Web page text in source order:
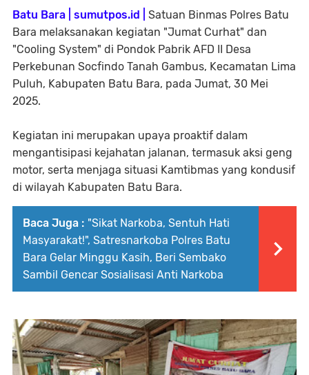
Batu Bara | sumutpos.id | Satuan Binmas Polres Batu
Bara melaksanakan kegiatan "Jumat Curhat" dan
"Cooling System" di Pondok Pabrik AFD II Desa
Perkebunan Socfindo Tanah Gambus, Kecamatan Lima
Puluh, Kabupaten Batu Bara, pada Jumat, 30 Mei
2025.
Kegiatan ini merupakan upaya proaktif dalam
mengantisipasi kejahatan jalanan, termasuk aksi geng
motor, serta menjaga situasi Kamtibmas yang kondusif
di wilayah Kabupaten Batu Bara.
Baca Juga : "Sikat Narkoba, Sentuh Hati
Masyarakat!", Satresnarkoba Polres Batu
Bara Gelar Minggu Kasih, Beri Sembako
Sambil Gencar Sosialisasi Anti Narkoba